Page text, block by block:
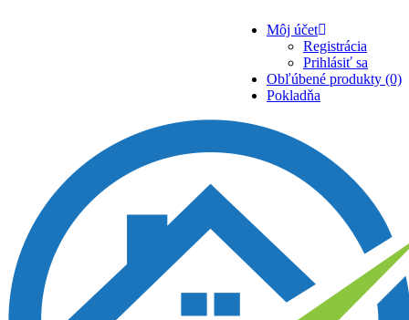
Môj účet
Registrácia
Prihlásiť sa
Obľúbené produkty (0)
Pokladňa